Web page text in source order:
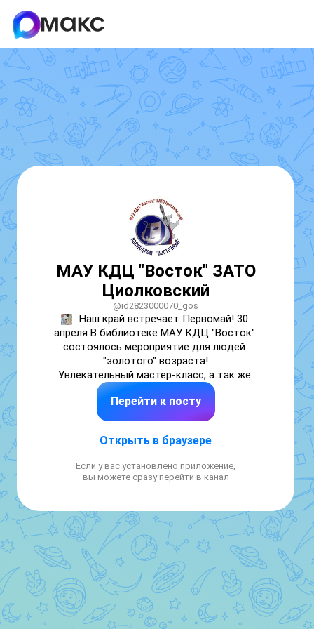
МАУ КДЦ "Восток" ЗАТО
Циолковский
@id2823000070_gos
Наш край встречает Первомай! 30
апреля В библиотеке МАУ КДЦ "Восток"
состоялось мероприятие для людей
"золотого" возраста!
Увлекательный мастер-класс, а так же
интересные беседы за кружечкой горячего
чая.
Перейти к посту
Открыть в браузере
Если у вас установлено приложение,
вы можете сразу перейти в канал